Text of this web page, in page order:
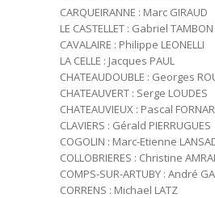
CARQUEIRANNE : Marc GIRAUD
LE CASTELLET : Gabriel TAMBON
CAVALAIRE : Philippe LEONELLI
LA CELLE : Jacques PAUL
CHATEAUDOUBLE : Georges
CHATEAUVERT : Serge LOUDES
CHATEAUVIEUX : Pascal
CLAVIERS : Gérald PIERRUGUES
COGOLIN : Marc-Etienne
COLLOBRIERES : Christine
COMPS-SUR-ARTUBY : André
CORRENS : Michael LATZ